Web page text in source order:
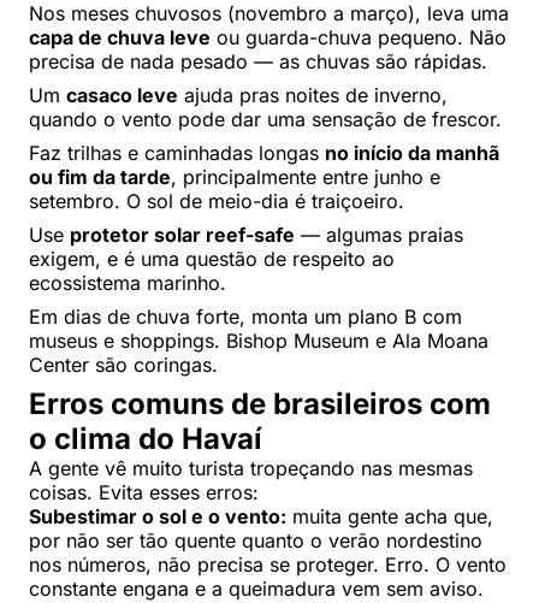
Nos meses chuvosos (novembro a março), leva uma
capa de chuva leve ou guarda-chuva pequeno. Não
precisa de nada pesado — as chuvas são rápidas.
Um casaco leve ajuda pras noites de inverno,
quando o vento pode dar uma sensação de frescor.
Faz trilhas e caminhadas longas no início da manhã
ou fim da tarde, principalmente entre junho e
setembro. O sol de meio-dia é traiçoeiro.
Use protetor solar reef-safe — algumas praias
exigem, e é uma questão de respeito ao
ecossistema marinho.
Em dias de chuva forte, monta um plano B com
museus e shoppings. Bishop Museum e Ala Moana
Center são coringas.
Erros comuns de brasileiros com
o clima do Havaí
A gente vê muito turista tropeçando nas mesmas
coisas. Evita esses erros:
Subestimar o sol e o vento: muita gente acha que,
por não ser tão quente quanto o verão nordestino
nos números, não precisa se proteger. Erro. O vento
constante engana e a queimadura vem sem aviso.